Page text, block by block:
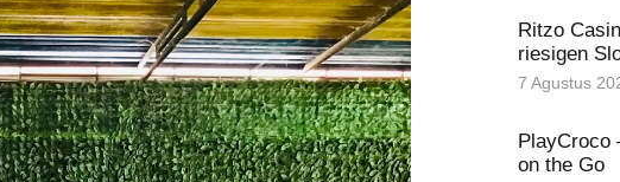
Ritzo
riesigen
7 Agustus
PlayCroco
on the Go